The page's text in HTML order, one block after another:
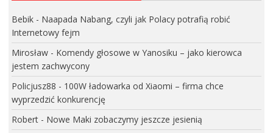
Bebik- Naapada Nabang, czyli jak Polacy potrafią robić
Internetowy fejm
Mirosław- Komendy głosowe w Yanosiku – jako kierowca
jestem zachwycony
Policjusz88 - 100W ładowarka od Xiaomi – firma chce
wyprzedzić konkurencję
Robert- Nowe Maki zobaczymy jeszcze jesienią